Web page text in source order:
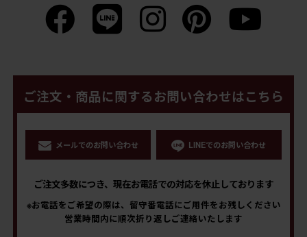
ご注文・商品に関するお問い合わせはこちら
メールでのお問い合わせ LINEでのお問い合わせ
ご注文多数につき、現在お電話での対応を休止しております
※お電話をご希望の際は、留守番電話にご用件をお残しください
営業時間内に順次折り返しご連絡いたします